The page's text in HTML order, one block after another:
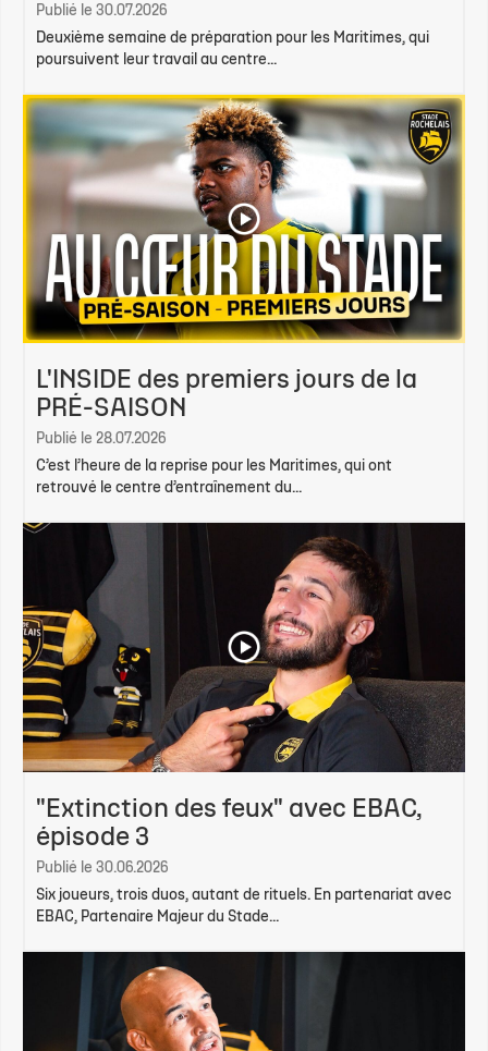
Publié le 30.07.2026
Deuxième semaine de préparation pour les Maritimes, qui
poursuivent leur travail au centre...
L'INSIDE des premiers jours de la
PRÉ-SAISON
Publié le 28.07.2026
C’est l’heure de la reprise pour les Maritimes, qui ont
retrouvé le centre d’entraînement du...
"Extinction des feux" avec EBAC,
épisode 3
Publié le 30.06.2026
Six joueurs, trois duos, autant de rituels. En partenariat avec
EBAC, Partenaire Majeur du Stade...